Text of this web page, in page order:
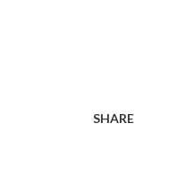
SHARE